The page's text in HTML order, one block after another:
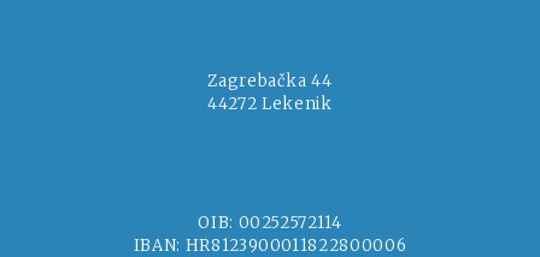
Zagrebačka 44
44272 Lekenik
OIB: 00252572114
IBAN: HR8123900011822800006